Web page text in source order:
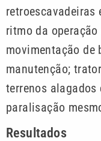
retroescavadeiras
ritmo da
movimentação de
manutenção;
terrenos alagados
paralisação
Resultados